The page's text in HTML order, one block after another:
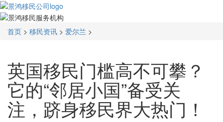
首页 > 移民资讯 > 爱尔兰 >
英国移民门槛高不可攀？
它的“邻居小国”备受关
注，跻身移民界大热门！